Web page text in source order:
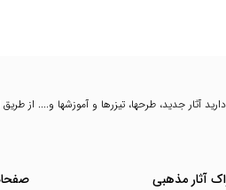
آثار جدید، طرحها، تیزرها و آموزشها و.... از
آثار مذهبی